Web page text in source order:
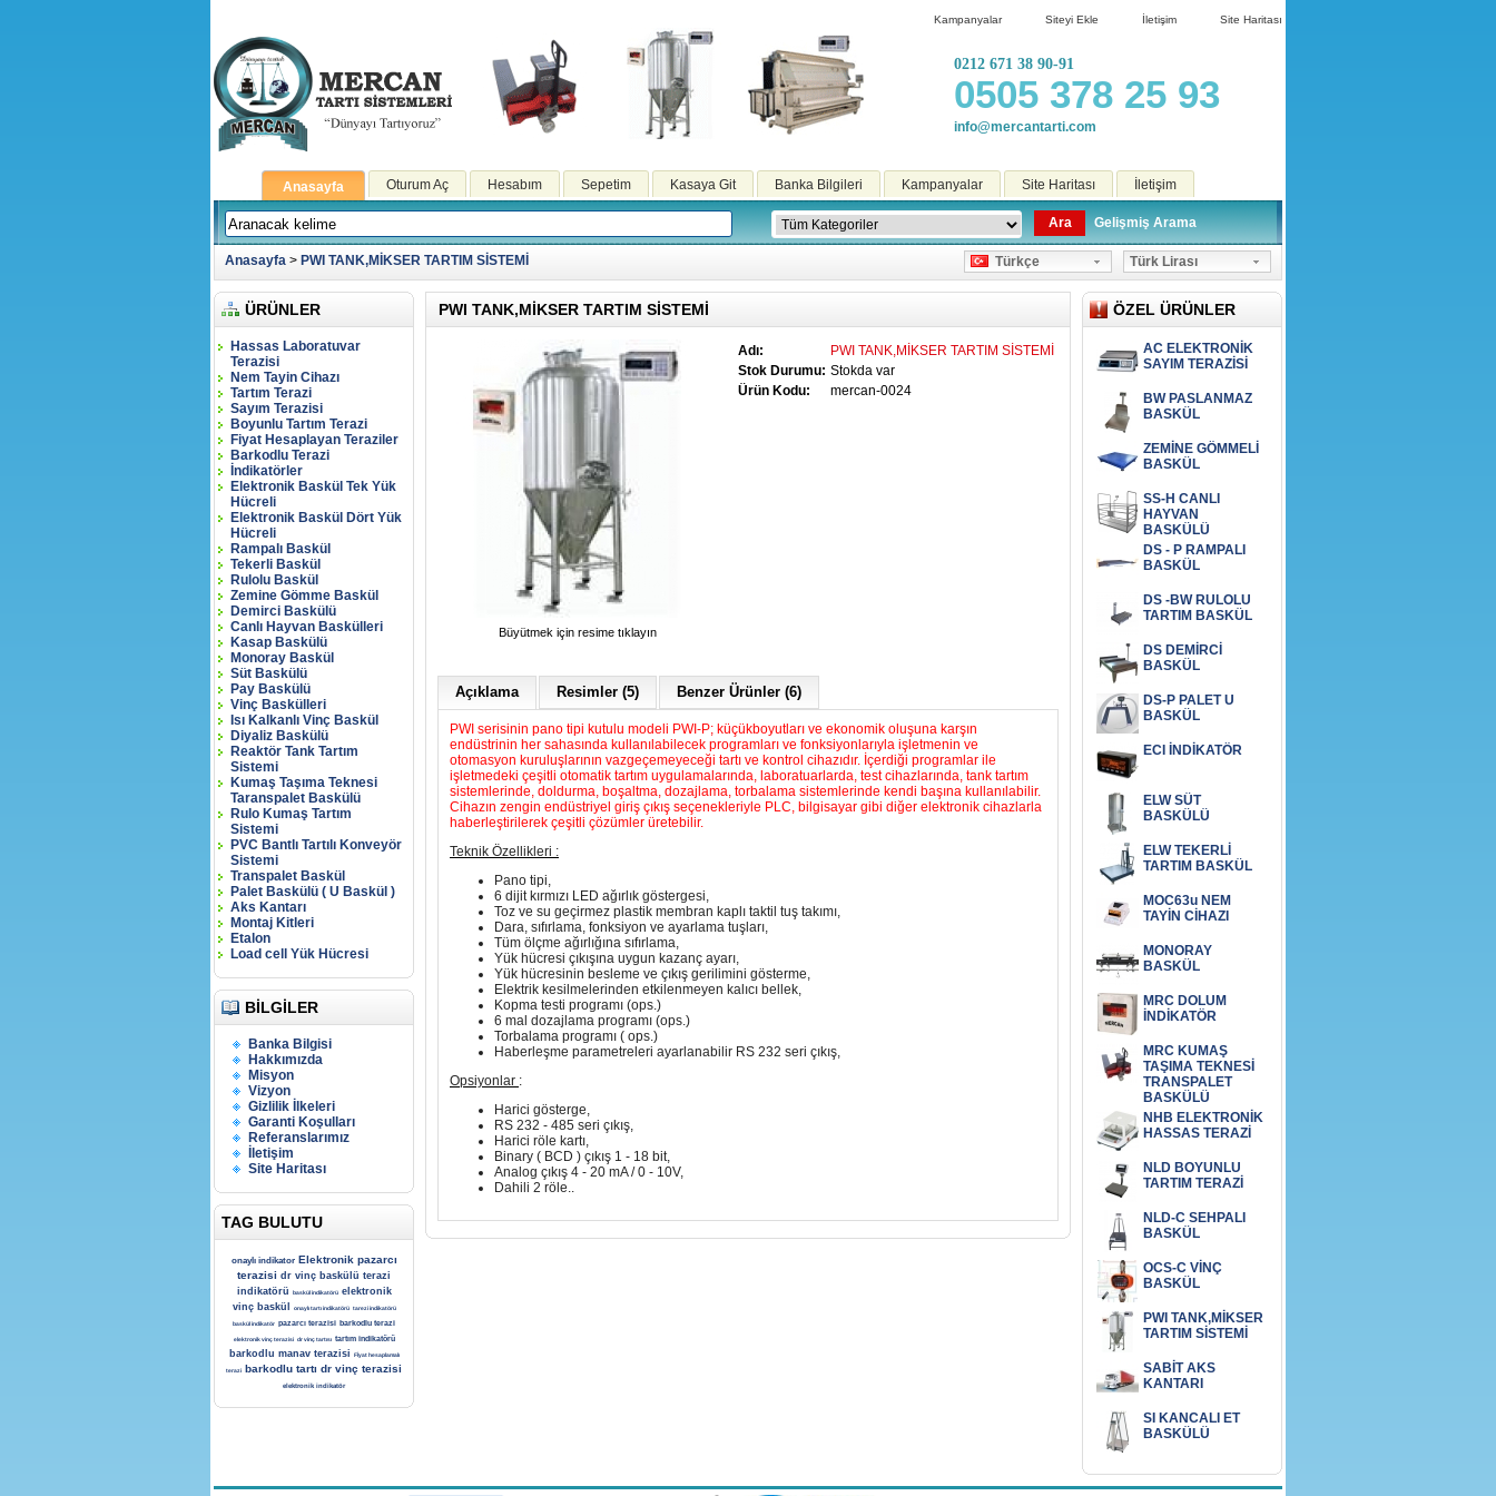
Kampanyalar Siteyi Ekle İletişim Site Haritası
0212 671 38 90-91
0505 378 25 93
info@mercantarti.com
Anasayfa Oturum Aç Hesabım Sepetim Kasaya Git Banka Bilgileri Kampanyalar Site Haritası İletişim
Ara Gelişmiş Arama
Anasayfa > PWI TANK,MİKSER TARTIM SİSTEMİ Türk Lirası
Türkçe
ÜRÜNLER
Hassas Laboratuvar
Terazisi
Nem Tayin Cihazı
Tartım Terazi
Sayım Terazisi
Boyunlu Tartım Terazi
Fiyat Hesaplayan Teraziler
Barkodlu Terazi
İndikatörler
Elektronik Baskül Tek Yük
Hücreli
Elektronik Baskül Dört Yük
Hücreli
Rampalı Baskül
Tekerli Baskül
Rulolu Baskül
Zemine Gömme Baskül
Demirci Baskülü
Canlı Hayvan Baskülleri
Kasap Baskülü
Monoray Baskül
Süt Baskülü
Pay Baskülü
Vinç Baskülleri
Isı Kalkanlı Vinç Baskül
Diyaliz Baskülü
Reaktör Tank Tartım
Sistemi
Kumaş Taşıma Teknesi
Taranspalet Baskülü
Rulo Kumaş Tartım
Sistemi
PVC Bantlı Tartılı Konveyör
Sistemi
Transpalet Baskül
Palet Baskülü ( U Baskül )
Aks Kantarı
Montaj Kitleri
Etalon
Load cell Yük Hücresi
BILGILER
Banka Bilgisi
Hakkımızda
Misyon
Vizyon
Gizlilik İlkeleri
Garanti Koşulları
Referanslarımız
İletişim
Site Haritası
TAG BULUTU
onaylı indikator Elektronik pazarcı
terazisi dr vinç baskülü terazi
indikatörü
baskül indikatörü elektronik
vinç baskül
onaylı tartı indikatörü tarezi indikatörü
baskül indikatör pazarcı terazisi barkodlu terazi
elektronik vinç terazisi dr vinç tartısı tartım indikatörü
barkodlu manav terazisi Fİyat hesaplamalı
terazi barkodlu tartı dr vinç terazisi
elektronik indikatör
ÖZEL ÜRÜNLER
AC ELEKTRONİK
SAYIM TERAZİSİ
BW PASLANMAZ
BASKÜL
ZEMİNE GÖMMELİ
BASKÜL
SS-H CANLI
HAYVAN
BASKÜLÜ
DS - P RAMPALI
BASKÜL
DS -BW RULOLU
TARTIM BASKÜL
DS DEMİRCİ
BASKÜL
DS-P PALET U
BASKÜL
ECI İNDİKATÖR
ELW SÜT
BASKÜLÜ
ELW TEKERLİ
TARTIM BASKÜL
MOC63u NEM
TAYİN CİHAZI
MONORAY
BASKÜL
MRC DOLUM
İNDİKATÖR
MRC KUMAŞ
TAŞIMA TEKNESİ
TRANSPALET
BASKÜLÜ
NHB ELEKTRONİK
HASSAS TERAZİ
NLD BOYUNLU
TARTIM TERAZİ
NLD-C SEHPALI
BASKÜL
OCS-C VİNÇ
BASKÜL
PWI TANK,MİKSER
TARTIM SİSTEMİ
SABİT AKS
KANTARI
SI KANCALI ET
BASKÜLÜ
PWI TANK,MİKSER TARTIM SİSTEMİ
Büyütmek için resime tıklayın
Adı:
PWI TANK,MİKSER TARTIM SİSTEMİ
Stok Durumu: Stokda var
Ürün Kodu:
mercan-0024
Açıklama Resimler (5) Benzer Ürünler (6)
PWI serisinin pano tipi kutulu modeli PWI-P; küçükboyutları ve ekonomik oluşuna karşın
endüstrinin her sahasında kullanılabilecek programları ve fonksiyonlarıyla işletmenin ve
otomasyon kuruluşlarının vazgeçemeyeceği tartı ve kontrol cihazıdır. İçerdiği programlar ile
işletmedeki çeşitli otomatik tartım uygulamalarında, laboratuarlarda, test cihazlarında, tank tartım
sistemlerinde, doldurma, boşaltma, dozajlama, torbalama sistemlerinde kendi başına kullanılabilir.
Cihazın zengin endüstriyel giriş çıkış seçenekleriyle PLC, bilgisayar gibi diğer elektronik cihazlarla
haberleştirilerek çeşitli çözümler üretebilir.
Teknik Özellikleri :
Pano tipi,
6 dijit kırmızı LED ağırlık göstergesi,
Toz ve su geçirmez plastik membran kaplı taktil tuş takımı,
Dara, sıfırlama, fonksiyon ve ayarlama tuşları,
Tüm ölçme ağırlığına sıfırlama,
Yük hücresi çıkışına uygun kazanç ayarı,
Yük hücresinin besleme ve çıkış gerilimini gösterme,
Elektrik kesilmelerinden etkilenmeyen kalıcı bellek,
Kopma testi programı (ops.)
6 mal dozajlama programı (ops.)
Torbalama programı ( ops.)
Haberleşme parametreleri ayarlanabilir RS 232 seri çıkış,
Opsiyonlar :
Harici gösterge,
RS 232 - 485 seri çıkış,
Harici röle kartı,
Binary ( BCD ) çıkış 1 - 18 bit,
Analog çıkış 4 - 20 mA / 0 - 10V,
Dahili 2 röle..